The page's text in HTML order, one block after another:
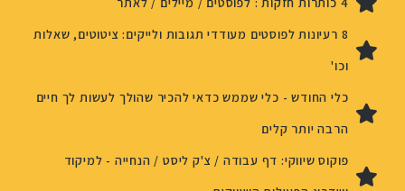
8 רעיונות לפוסטים מעודדי תגובות ולייקים: ציטוטים, שאלות
וכו'
כלי החודש - כלי שממש כדאי להכיר שהולך לעשות לך חיים
הרבה יותר קלים
פוקוס שיווקי: דף עבודה / צ'ק ליסט / הנחייה - למיקוד